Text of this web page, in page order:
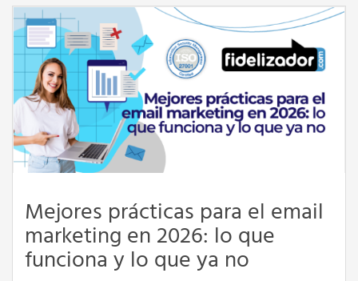
Mejores prácticas para el email
marketing en 2026: lo que
funciona y lo que ya no